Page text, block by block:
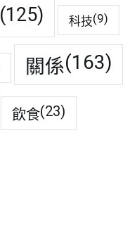
(125) 科技(9)
關係(163)
飲食(23)